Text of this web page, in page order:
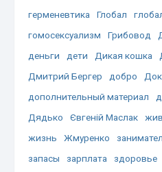
герменевтика
Глобал
гомосексуализм
Грибовод
деньги
дети Дикая кошка
Дмитрий Бергер
добро
Док
дополнительный материал
Дядько
Євгеній Маслак
жизнь
Жмуренко
запасы
зарплата здоровье